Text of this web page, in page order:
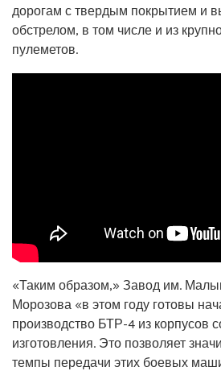
дорогам с твердым покрытием и
обстрелом, в том числе и из
пулеметов.
«Таким образом,» Завод им.
Морозова «в этом году готовы
производство БТР-4 из корпусов
изготовления. Это позволяет
темпы передачи этих боевых